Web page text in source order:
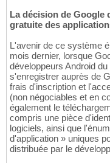
La décision de Google
gratuite des
L'avenir de ce système
mois dernier, lorsque
développeurs Android
s'enregistrer auprès de
frais d'inscription et
(non négociables et en
également le
compris une pièce
logiciels, ainsi que
d'application » uniques
distribuée par le